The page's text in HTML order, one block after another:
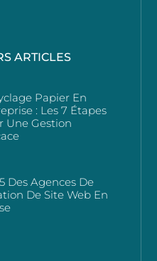
ARTICLES
Papier En
: Les 7 Étapes
Une Gestion
Des Agences De
De Site Web En